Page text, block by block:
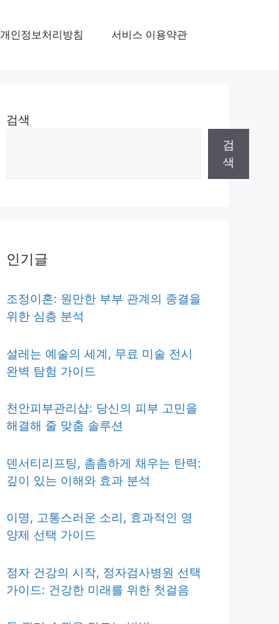
개인정보처리방침 서비스 이용약관
검색
검
색
인기글
조정이혼: 원만한 부부 관계의 종결을
위한 심층 분석
설레는 예술의 세계, 무료 미술 전시
완벽 탐험 가이드
천안피부관리샵: 당신의 피부 고민을
해결해 줄 맞춤 솔루션
덴서티리프팅, 촘촘하게 채우는 탄력:
깊이 있는 이해와 효과 분석
이명, 고통스러운 소리, 효과적인 영
양제 선택 가이드
정자 건강의 시작, 정자검사병원 선택
가이드: 건강한 미래를 위한 첫걸음